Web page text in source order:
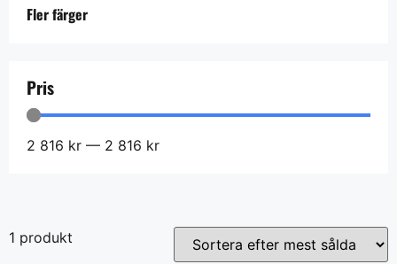
Fler färger
Pris
2 816 kr — 2 816 kr
1 produkt